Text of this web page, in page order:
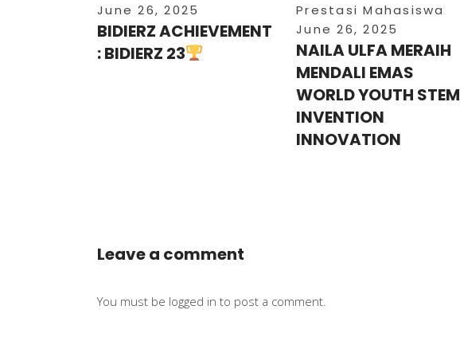
June 26, 2025
BIDIERZ ACHIEVEMENT
: BIDIERZ 23
Prestasi Mahasiswa
June 26, 2025
NAILA ULFA MERAIH
MENDALI EMAS
WORLD YOUTH STEM
INVENTION
INNOVATION
Leave a comment
You must be logged in to post a comment.